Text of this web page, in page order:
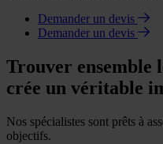
Demander un devis
Demander un devis
Trouver ensemble
crée un véritable
Nos spécialistes sont prêts à
objectifs.